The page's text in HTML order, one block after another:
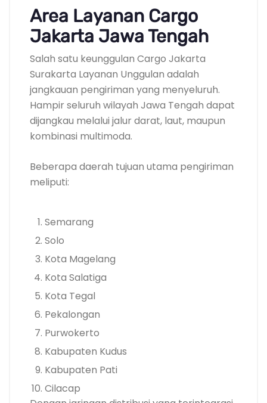
Area Layanan Cargo
Jakarta Jawa Tengah
Salah satu keunggulan Cargo Jakarta
Surakarta Layanan Unggulan adalah
jangkauan pengiriman yang menyeluruh.
Hampir seluruh wilayah Jawa Tengah dapat
dijangkau melalui jalur darat, laut, maupun
kombinasi multimoda.
Beberapa daerah tujuan utama pengiriman
meliputi:
Semarang
Solo
Kota Magelang
Kota Salatiga
Kota Tegal
Pekalongan
Purwokerto
Kabupaten Kudus
Kabupaten Pati
Cilacap